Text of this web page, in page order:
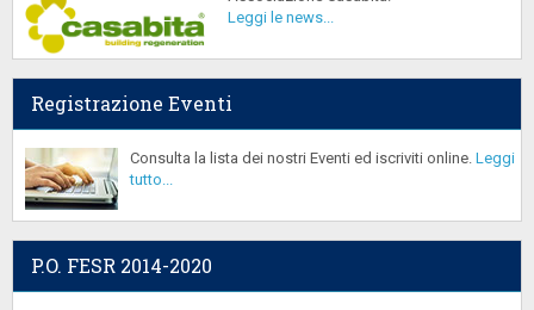
Leggi le news...
Registrazione Eventi
Consulta la lista dei nostri Eventi ed iscriviti online. Leggi
tutto...
P.O. FESR 2014-2020